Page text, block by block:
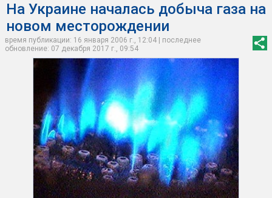
На Украине началась добыча газа на
новом месторождении
время публикации: 16 января 2006 г., 12:04 | последнее
обновление: 07 декабря 2017 г., 09:54